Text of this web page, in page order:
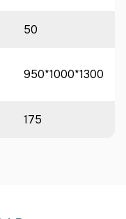
50
950*1000*1300
175